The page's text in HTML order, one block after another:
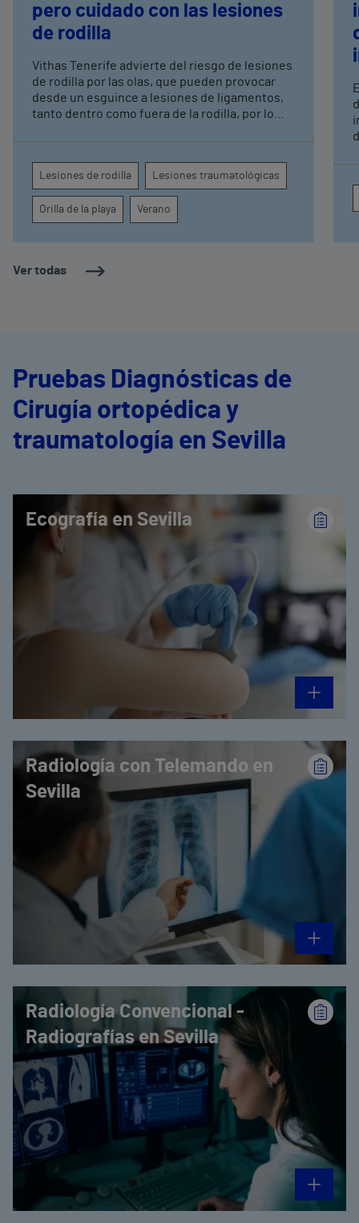
Ver todas
pero cuidado con las lesiones
de rodilla
Vithas Tenerife advierte del riesgo de lesiones
de rodilla por las olas, que pueden provocar
desde un esguince a lesiones de ligamentos,
tanto dentro como fuera de la rodilla, por lo
Lesiones de rodilla Lesiones traumatológicas
Orilla de la playa Verano
Pruebas Diagnósticas de
Cirugía ortopédica y
traumatología en Sevilla
Ecografía en Sevilla
Radiología con Telemando en
Sevilla
Radiología Convencional -
Radiografías en Sevilla